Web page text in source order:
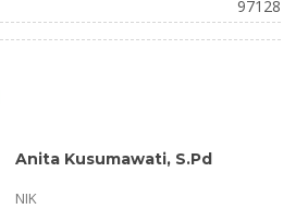
97128
Anita Kusumawati, S.Pd
NIK